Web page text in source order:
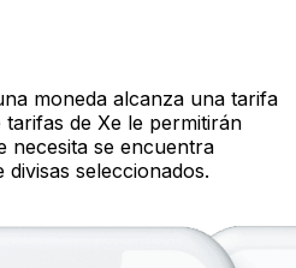
moneda alcanza una tarifa
de Xe le permitirán
necesita se encuentra
seleccionados.